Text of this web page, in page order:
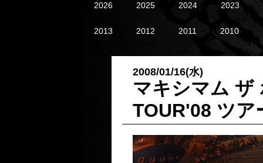
2026 2025 2024 2023
2013 2012 2011 2010
2008/01/16(水)
マキシマム ザ
TOUR'08 ツア